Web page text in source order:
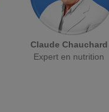
Claude Chauchard
Expert en nutrition